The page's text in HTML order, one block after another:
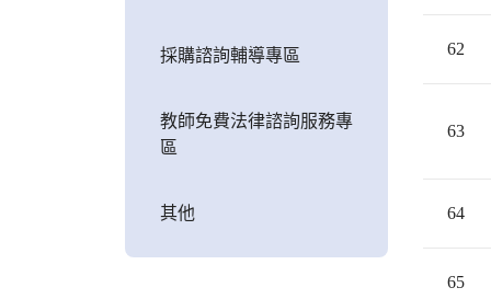
採購諮詢輔導專區
教師免費法律諮詢服務專
區
其他
62
63
64
65